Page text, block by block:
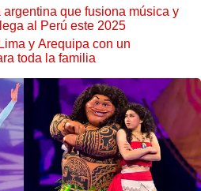
que fusiona música y
al Perú este 2025
y Arequipa con un
toda la familia